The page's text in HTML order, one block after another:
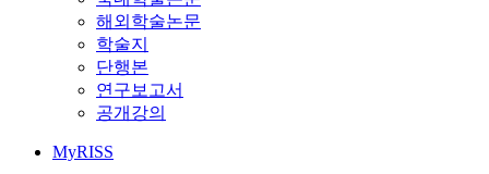
해외학술논문
학술지
단행본
연구보고서
공개강의
MyRISS